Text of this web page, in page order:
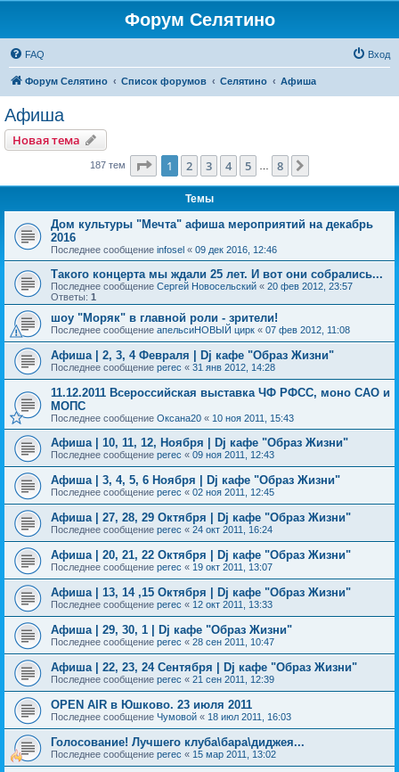
Форум Селятино
FAQ Вход
Форум Селятино Список форумов Селятино Афиша
Афиша
Новая тема
187 тем Страница из
1 2 3 4 5 8
Темы
Дом культуры "Мечта" афиша мероприятий на декабрь
2016
Последнее сообщение infosel « 09 дек 2016, 12:46
Такого концерта мы ждали 25 лет. И вот они собрались...
Последнее сообщение Сергей Новосельский « 20 фев 2012, 23:57
Ответы: 1
шоу "Моряк" в главной роли - зрители!
Последнее сообщение апельсиНОВЫЙ цирк « 07 фев 2012, 11:08
Афиша | 2, 3, 4 Февраля | Dj кафе "Образ Жизни"
Последнее сообщение perec « 31 янв 2012, 14:28
11.12.2011 Всероссийская выставка ЧФ РФСС, моно САО и
МОПС
Последнее сообщение Оксана20 « 10 ноя 2011, 15:43
Афиша | 10, 11, 12, Ноября | Dj кафе "Образ Жизни"
Последнее сообщение perec « 09 ноя 2011, 12:43
Афиша | 3, 4, 5, 6 Ноября | Dj кафе "Образ Жизни"
Последнее сообщение perec « 02 ноя 2011, 12:45
Афиша | 27, 28, 29 Октября | Dj кафе "Образ Жизни"
Последнее сообщение perec « 24 окт 2011, 16:24
Афиша | 20, 21, 22 Октября | Dj кафе "Образ Жизни"
Последнее сообщение perec « 19 окт 2011, 13:07
Афиша | 13, 14 ,15 Октября | Dj кафе "Образ Жизни"
Последнее сообщение perec « 12 окт 2011, 13:33
Афиша | 29, 30, 1 | Dj кафе "Образ Жизни"
Последнее сообщение perec « 28 сен 2011, 10:47
Афиша | 22, 23, 24 Сентября | Dj кафе "Образ Жизни"
Последнее сообщение perec « 21 сен 2011, 12:39
OPEN AIR в Юшково. 23 июля 2011
Последнее сообщение Чумовой « 18 июл 2011, 16:03
Голосование! Лучшего клуба\бара\диджея...
Последнее сообщение perec « 15 мар 2011, 13:02